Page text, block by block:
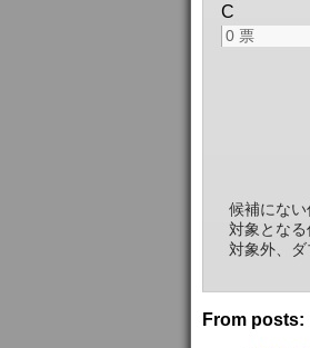
0
0票
ガンダム
C
0 票
候補にない
対象となる
対象外、ダ
From posts: